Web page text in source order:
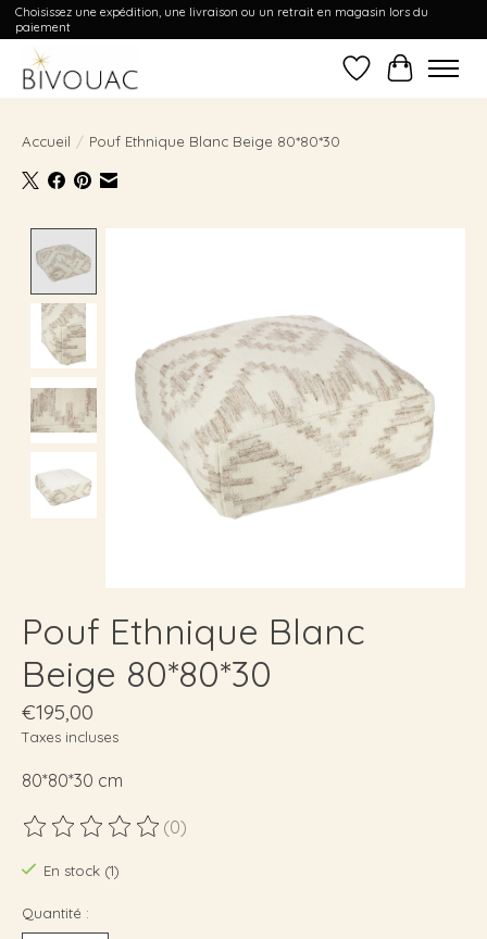
Choisissez une expédition, une livraison ou un retrait en magasin lors du
paiement
Liste dePanier
Accueil / Pouf Ethnique Blanc Beige 80*80*30
Pouf Ethnique Blanc
Beige 80*80*30
€195,00
Taxes incluses
80*80*30 cm
Ce produit est évalué à
(0)
En stock (1)
Quantité :